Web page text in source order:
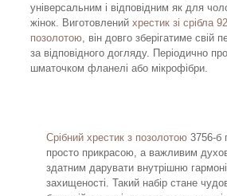
універсальним і відповідним як для
жінок. Виготовлений хрестик зі срібла
позолотою, він довго зберігатиме свій
за відповідного догляду. Періодично
шматочком фланелі або мікрофібри.
Срібний хрестик з позолотою 3756-б
просто прикрасою, а важливим
здатним дарувати внутрішню
захищеності. Такий набір стане